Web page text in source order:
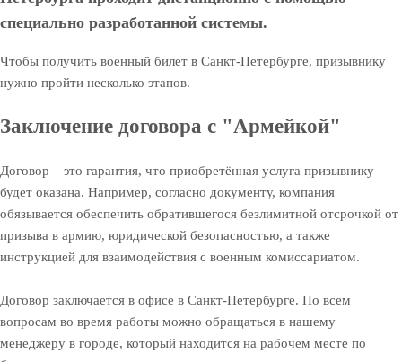
специально разработанной системы.
Чтобы получить военный билет в Санкт-Петербурге, призывнику
нужно пройти несколько этапов.
Заключение договора с "Армейкой"
Договор – это гарантия, что приобретённая услуга призывнику
будет оказана. Например, согласно документу, компания
обязывается обеспечить обратившегося безлимитной отсрочкой от
призыва в армию, юридической безопасностью, а также
инструкцией для взаимодействия с военным комиссариатом.
Договор заключается в офисе в Санкт-Петербурге. По всем
вопросам во время работы можно обращаться в нашему
менеджеру в городе, который находится на рабочем месте по